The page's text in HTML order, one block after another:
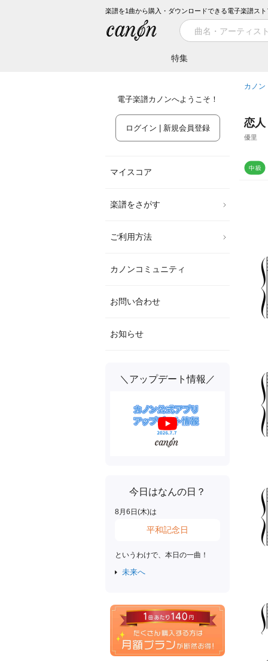
楽譜を1曲から購入・ダウンロードできる電子楽譜スト
特集
電子楽譜カノンへようこそ！
ログイン | 新規会員登録
マイスコア
楽譜をさがす
ご利用方法
カノンコミュニティ
お問い合わせ
お知らせ
＼アップデート情報／
今日はなんの日？
8月 6 日(木)は
平和記念日
というわけで、本日の一曲！
未来へ
カノン
恋人
優里